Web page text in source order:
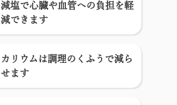
減塩で心臓や血管への負担を軽
減できます
カリウムは調理のくふうで減ら
せます